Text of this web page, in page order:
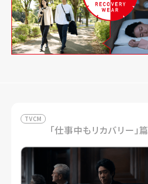
TVCM
「仕事中もリカバリー」篇